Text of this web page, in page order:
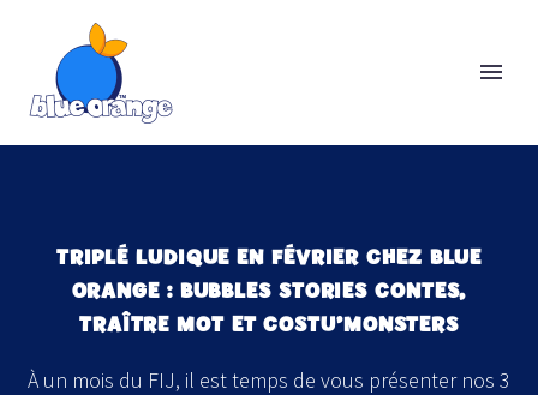
TRIPLÉ LUDIQUE EN FÉVRIER CHEZ BLUE
ORANGE : BUBBLES STORIES CONTES,
TRAÎTRE MOT ET COSTU’MONSTERS
À un mois du FIJ, il est temps de vous présenter nos 3